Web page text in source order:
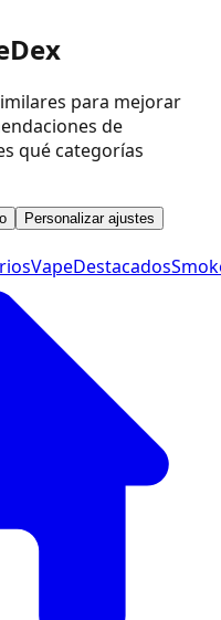
para mejorar
de
qué categorías
Personalizar ajustes
VapeDestacados